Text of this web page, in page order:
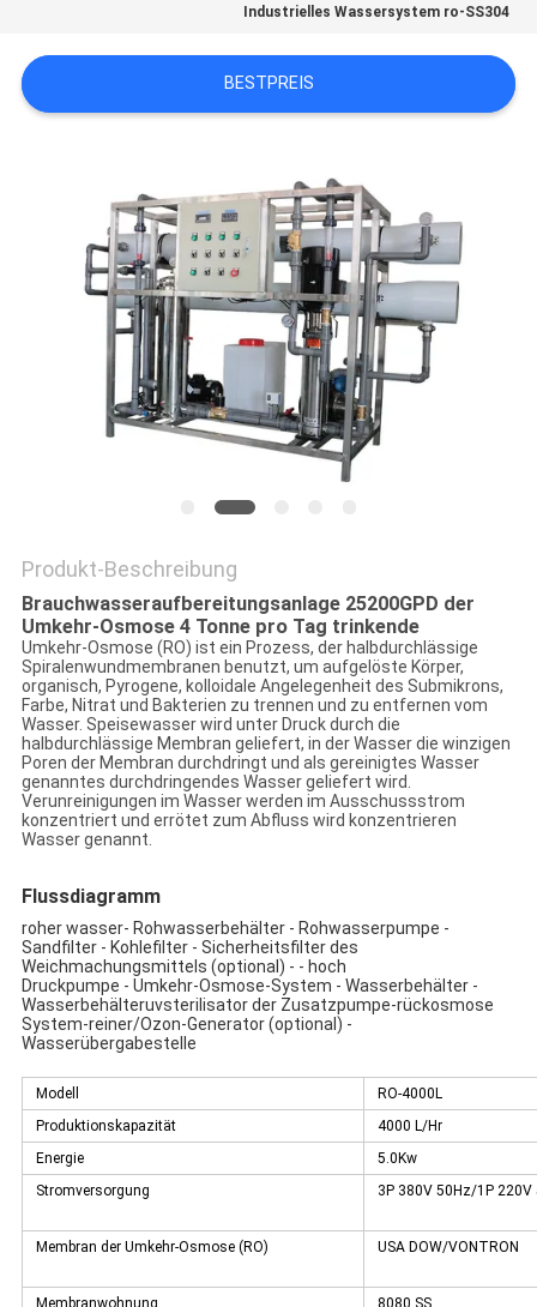
FORDERN
SITEMAP
PRIVACY
POLICY
Industrielles Wassersystem ro-SS304
BESTPREIS
Produkt-Beschreibung
Brauchwasseraufbereitungsanlage 25200GPD der
Umkehr-Osmose 4 Tonne pro Tag trinkende
Umkehr-Osmose (RO) ist ein Prozess, der halbdurchlässige
Spiralenwundmembranen benutzt, um aufgelöste Körper,
organisch, Pyrogene, kolloidale Angelegenheit des Submikrons,
Farbe, Nitrat und Bakterien zu trennen und zu entfernen vom
Wasser. Speisewasser wird unter Druck durch die
halbdurchlässige Membran geliefert, in der Wasser die winzigen
Poren der Membran durchdringt und als gereinigtes Wasser
genanntes durchdringendes Wasser geliefert wird.
Verunreinigungen im Wasser werden im Ausschussstrom
konzentriert und errötet zum Abfluss wird konzentrieren
Wasser genannt.
Flussdiagramm
roher wasser- Rohwasserbehälter - Rohwasserpumpe -
Sandfilter - Kohlefilter - Sicherheitsfilter des
Weichmachungsmittels (optional) - - hoch
Druckpumpe - Umkehr-Osmose-System - Wasserbehälter -
Wasserbehälteruvsterilisator der Zusatzpumpe-rückosmose
System-reiner/Ozon-Generator (optional) -
Wasserübergabestelle
Modell
RO-4000L
Produktionskapazität
4000 L/Hr
Energie
5.0Kw
Stromversorgung
3P 380V 50Hz/1P
Membran der Umkehr-Osmose (RO) USA DOW/VONTRON